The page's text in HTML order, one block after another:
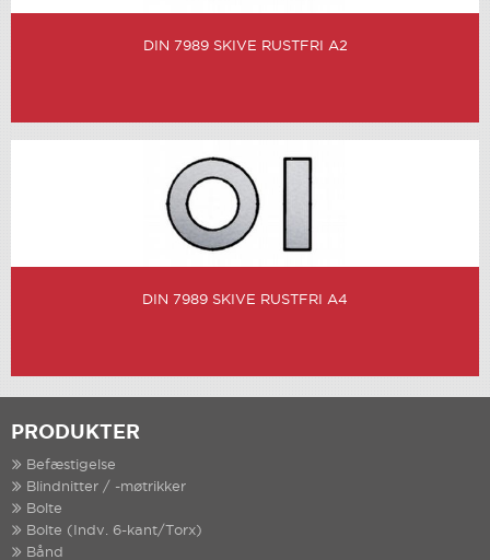
DIN 7989 SKIVE RUSTFRI A2
DIN 7989 SKIVE RUSTFRI A4
PRODUKTER
Befæstigelse
Blindnitter / -møtrikker
Bolte
Bolte (Indv. 6-kant/Torx)
Bånd